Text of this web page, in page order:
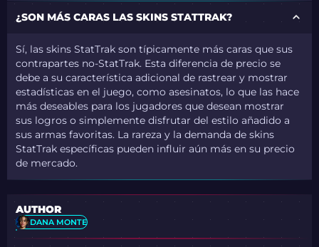
¿SON MÁS CARAS LAS SKINS STATTRAK?
Sí, las skins StatTrak son típicamente más caras que sus
contrapartes no-StatTrak. Esta diferencia de precio se
debe a su característica adicional de rastrear y mostrar
estadísticas en el juego, como asesinatos, lo que las hace
más deseables para los jugadores que desean mostrar
sus logros o simplemente disfrutar del estilo añadido a
sus armas favoritas. La rareza y la demanda de skins
StatTrak específicas pueden influir aún más en su precio
de mercado.
AUTHOR
DANA MONTE